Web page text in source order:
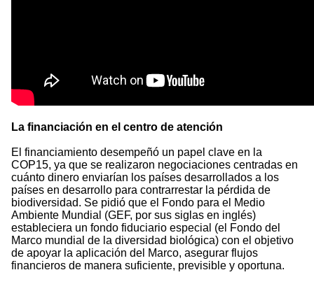
La financiación en el centro de atención
El financiamiento desempeñó un papel clave en la
COP15, ya que se realizaron negociaciones centradas en
cuánto dinero enviarían los países desarrollados a los
países en desarrollo para contrarrestar la pérdida de
biodiversidad. Se pidió que el Fondo para el Medio
Ambiente Mundial (GEF, por sus siglas en inglés)
estableciera un fondo fiduciario especial (el Fondo del
Marco mundial de la diversidad biológica) con el objetivo
de apoyar la aplicación del Marco, asegurar flujos
financieros de manera suficiente, previsible y oportuna.